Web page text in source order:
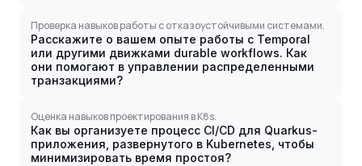
Проверка навыков работы с отказоустойчивыми системами.
Расскажите о вашем опыте работы с Temporal
или другими движками durable workflows. Как
они помогают в управлении распределенными
транзакциями?
Оценка навыков проектирования в K8s.
Как вы организуете процесс CI/CD для Quarkus-
приложения, развернутого в Kubernetes, чтобы
минимизировать время простоя?